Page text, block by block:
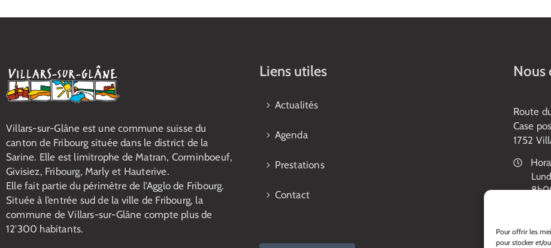
Pour offrir les
pour stocker et/
Villars-sur-Glâne est une commune suisse du
canton de Fribourg située dans le district de la
Sarine. Elle est limitrophe de Matran, Corminboeuf,
Givisiez, Fribourg, Marly et Hauterive.
Elle fait partie du périmètre de l’Agglo de Fribourg.
Située à l’entrée sud de la ville de Fribourg, la
commune de Villars-sur-Glâne compte plus de
12’300 habitants.
Liens utiles
Actualités
Agenda
Prestations
Contact
Nous
Route
Case
1752